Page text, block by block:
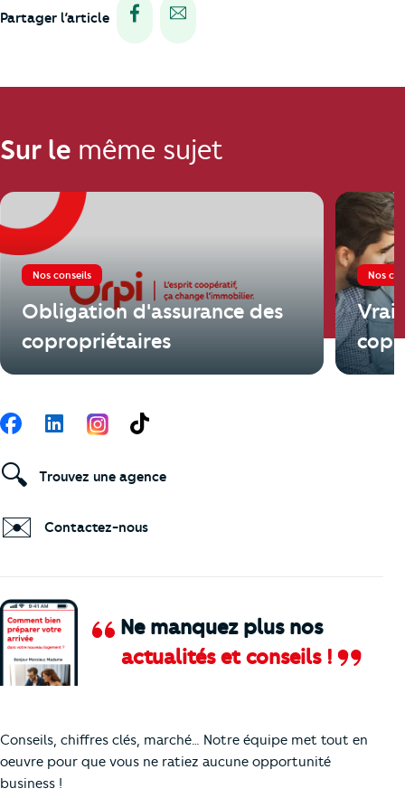
Partager l’article
Partager via facebook
Partager via e-mail
Sur le même sujet
Nos conseils
Obligation d'assurance des
copropriétaires
Nos
Vrai
Ne manquez plus nos
actualités et conseils !
Conseils, chiffres clés, marché… Notre équipe met tout en
oeuvre pour que vous ne ratiez aucune opportunité
business !
Suivez-nous
FacebookLinkedIn TikTok
🔍 Trouvez une agence
✉️ Contactez-nous